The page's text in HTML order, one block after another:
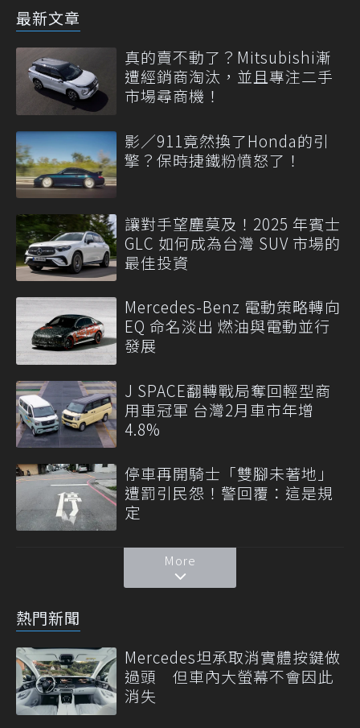
最新文章
真的賣不動了？Mitsubishi漸
遭經銷商淘汰，並且專注二手
市場尋商機！
影／911竟然換了Honda的引
擎？保時捷鐵粉憤怒了！
讓對手望塵莫及！2025 年賓士
GLC 如何成為台灣 SUV 市場的
最佳投資
Mercedes-Benz 電動策略轉向
EQ 命名淡出 燃油與電動並行
發展
J SPACE翻轉戰局奪回輕型商
用車冠軍 台灣2月車市年增
4.8%
停車再開騎士「雙腳未著地」
遭罰引民怨！警回覆：這是規
定
More
熱門新聞
Mercedes坦承取消實體按鍵做
過頭 但車內大螢幕不會因此
消失